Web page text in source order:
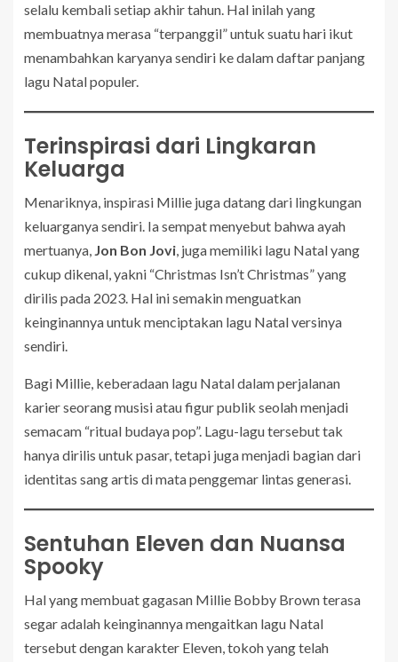
selalu kembali setiap akhir tahun. Hal inilah yang
membuatnya merasa “terpanggil” untuk suatu hari ikut
menambahkan karyanya sendiri ke dalam daftar panjang
lagu Natal populer.
Terinspirasi dari Lingkaran
Keluarga
Menariknya, inspirasi Millie juga datang dari lingkungan
keluarganya sendiri. Ia sempat menyebut bahwa ayah
mertuanya, Jon Bon Jovi, juga memiliki lagu Natal yang
cukup dikenal, yakni “Christmas Isn’t Christmas” yang
dirilis pada 2023. Hal ini semakin menguatkan
keinginannya untuk menciptakan lagu Natal versinya
sendiri.
Bagi Millie, keberadaan lagu Natal dalam perjalanan
karier seorang musisi atau figur publik seolah menjadi
semacam “ritual budaya pop”. Lagu-lagu tersebut tak
hanya dirilis untuk pasar, tetapi juga menjadi bagian dari
identitas sang artis di mata penggemar lintas generasi.
Sentuhan Eleven dan Nuansa
Spooky
Hal yang membuat gagasan Millie Bobby Brown terasa
segar adalah keinginannya mengaitkan lagu Natal
tersebut dengan karakter Eleven, tokoh yang telah